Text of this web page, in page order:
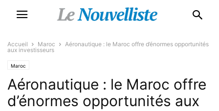
Accueil Maroc
Aéronautique : le Maroc offre d’énormes opportunités
aux investisseurs
Maroc
Aéronautique : le Maroc offre
d’énormes opportunités aux